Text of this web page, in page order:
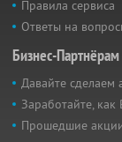
Правила сервиса
Ответы на
Бизнес-Партнёрам
Давайте сделаем
Заработайте, как
Прошедшие